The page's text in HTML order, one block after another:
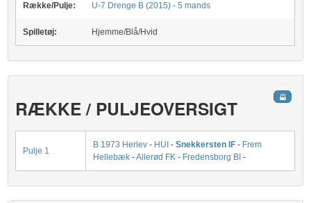
Række/Pulje: U-7 Drenge B (2015) - 5 mands
Spilletøj: Hjemme/Blå/Hvid
RÆKKE / PULJEOVERSIGT
Pulje 1
B 1973 Herlev - HUI -Snekkersten IF - Frem
Hellebæk-Allerød FK - Fredensborg BI -